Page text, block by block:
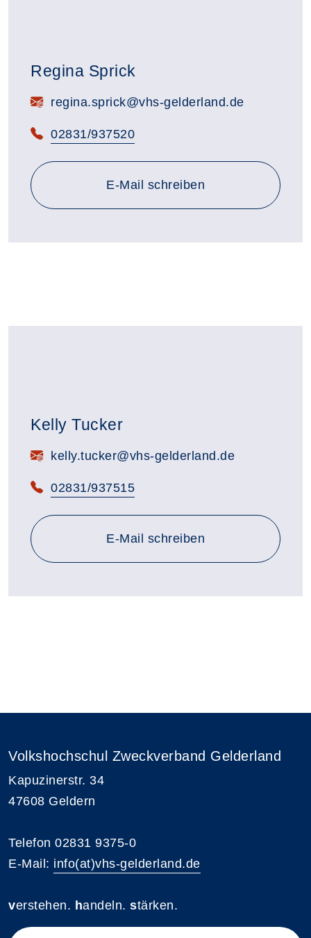
Regina Sprick
E-Mail:regina.sprick@vhs-gelderland.de
Telefon:
02831/937520
E-Mail schreiben
Kelly Tucker
E-Mail:kelly.tucker@vhs-gelderland.de
Telefon:
02831/937515
E-Mail schreiben
Volkshochschul Zweckverband Gelderland
Kapuzinerstr. 34
47608 Geldern
Telefon 02831 9375-0
E-Mail: info(at)vhs-gelderland.de
verstehen. handeln. stärken.